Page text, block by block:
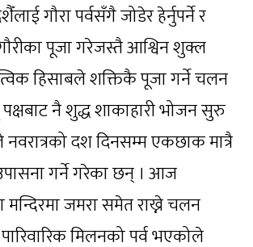
गौरा पर्वसँगै जोडेर हेर्नुपर्ने र
पूजा गरेजस्तै आश्विन शुक्ल
हिसाबले शक्तिकै पूजा गर्ने चलन
नै शुद्ध शाकाहारी भोजन सुरु
नवरात्रको दश दिनसम्म एकछाक मात्रै
गर्ने गरेका छन् । आज
जमरा समेत राख्ने चलन
मिलनको पर्व भएकोले